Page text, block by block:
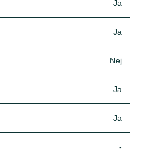
Ja
Ja
Nej
Ja
Ja
-